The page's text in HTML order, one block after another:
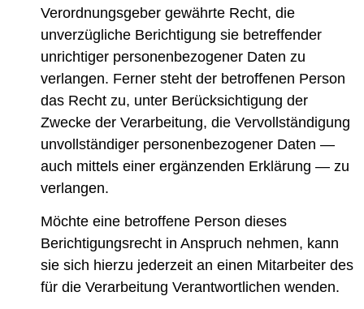
Verordnungsgeber gewährte Recht, die
unverzügliche Berichtigung sie betreffender
unrichtiger personenbezogener Daten zu
verlangen. Ferner steht der betroffenen Person
das Recht zu, unter Berücksichtigung der
Zwecke der Verarbeitung, die Vervollständigung
unvollständiger personenbezogener Daten —
auch mittels einer ergänzenden Erklärung — zu
verlangen.
Möchte eine betroffene Person dieses
Berichtigungsrecht in Anspruch nehmen, kann
sie sich hierzu jederzeit an einen Mitarbeiter des
für die Verarbeitung Verantwortlichen wenden.